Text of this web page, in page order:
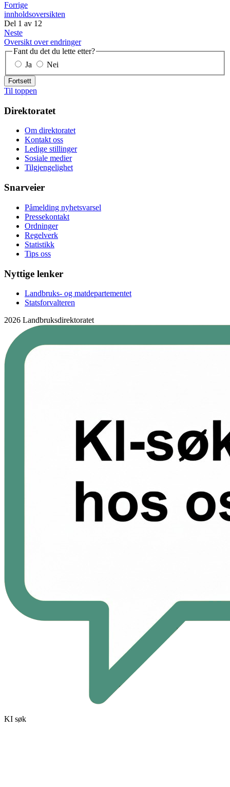
Forrige
innholdsoversikten
Del 1 av 12
Neste
Oversikt over endringer
Fant du det du lette etter?
Ja
Nei
Fortsett
Til toppen
Direktoratet
Om direktoratet
Kontakt oss
Ledige stillinger
Sosiale medier
Tilgjengelighet
Snarveier
Påmelding nyhetsvarsel
Pressekontakt
Ordninger
Regelverk
Statistikk
Tips oss
Nyttige lenker
Landbruks- og matdepartementet
Statsforvalteren
2026 Landbruksdirektoratet
KI søk